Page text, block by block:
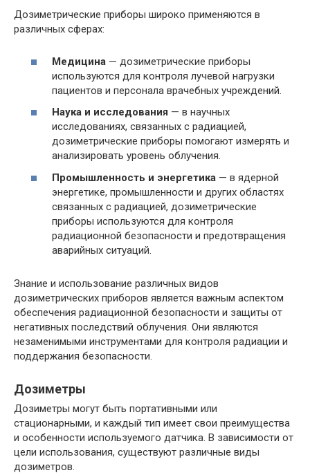
Дозиметрические приборы широко применяются в
различных сферах:
Медицина — дозиметрические приборы
используются для контроля лучевой нагрузки
пациентов и персонала врачебных учреждений.
Наука и исследования — в научных
исследованиях, связанных с радиацией,
дозиметрические приборы помогают измерять и
анализировать уровень облучения.
Промышленность и энергетика — в ядерной
энергетике, промышленности и других областях
связанных с радиацией, дозиметрические
приборы используются для контроля
радиационной безопасности и предотвращения
аварийных ситуаций.
Знание и использование различных видов
дозиметрических приборов является важным аспектом
обеспечения радиационной безопасности и защиты от
негативных последствий облучения. Они являются
незаменимыми инструментами для контроля радиации и
поддержания безопасности.
Дозиметры
Дозиметры могут быть портативными или
стационарными, и каждый тип имеет свои преимущества
и особенности используемого датчика. В зависимости от
цели использования, существуют различные виды
дозиметров.